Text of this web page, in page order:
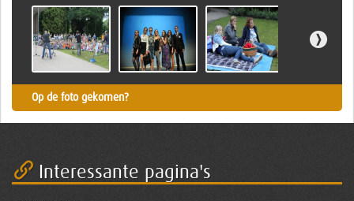
Op de foto gekomen?
Interessante pagina's